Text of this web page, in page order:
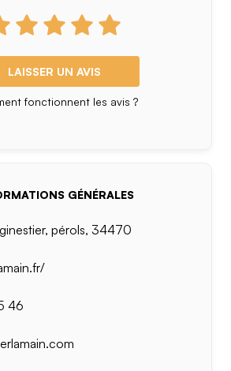
LAISSER UN AVIS
fonctionnent les avis ?
GÉNÉRALES
pérols, 34470
46